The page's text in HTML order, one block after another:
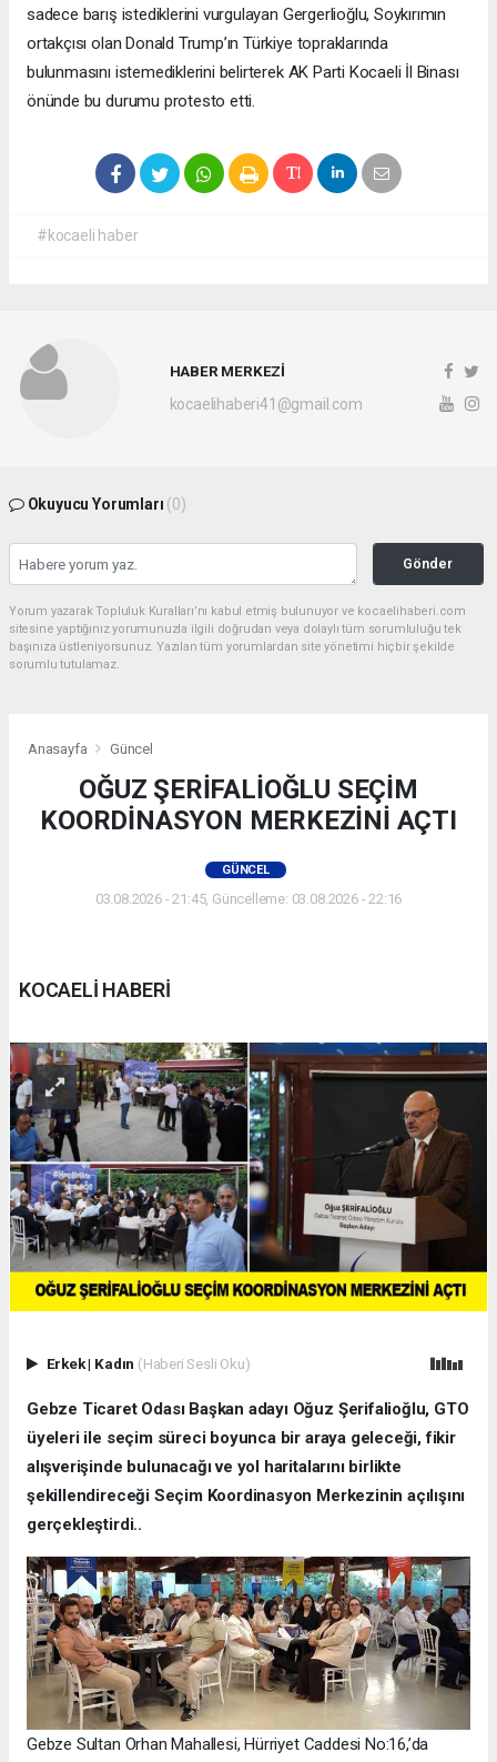
sadece barış istediklerini vurgulayan Gergerlioğlu, Soykırımın
ortakçısı olan Donald Trump’ın Türkiye topraklarında
bulunmasını istemediklerini belirterek AK Parti Kocaeli İl Binası
önünde bu durumu protesto etti.
#kocaeli haber
HABER MERKEZİ
kocaelihaberi41@gmail.com
Okuyucu Yorumları (0)
Gönder
Yorum yazarak Topluluk Kuralları’nı kabul etmiş bulunuyor ve kocaelihaberi.com
sitesine yaptığınız yorumunuzla ilgili doğrudan veya dolaylı tüm sorumluluğu tek
başınıza üstleniyorsunuz. Yazılan tüm yorumlardan site yönetimi hiçbir şekilde
sorumlu tutulamaz.
Anasayfa Güncel
OĞUZ ŞERİFALİOĞLU SEÇİM
KOORDİNASYON MERKEZİNİ AÇTI
GÜNCEL
03.08.2026 - 21:45, Güncelleme: 03.08.2026 - 22:16
KOCAELİ HABERİ
Erkek| Kadın (Haberi Sesli Oku)
Gebze Ticaret Odası Başkan adayı Oğuz Şerifalioğlu, GTO
üyeleri ile seçim süreci boyunca bir araya geleceği, fikir
alışverişinde bulunacağı ve yol haritalarını birlikte
şekillendireceği Seçim Koordinasyon Merkezinin açılışını
gerçekleştirdi..
Gebze Sultan Orhan Mahallesi, Hürriyet Caddesi No:16,’da